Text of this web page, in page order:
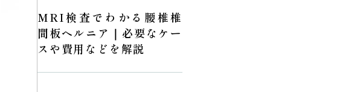
MRI検査でわかる腰椎椎
間板ヘルニア｜必要なケー
スや費用などを解説